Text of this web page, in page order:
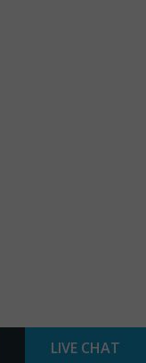
LIVE CHAT